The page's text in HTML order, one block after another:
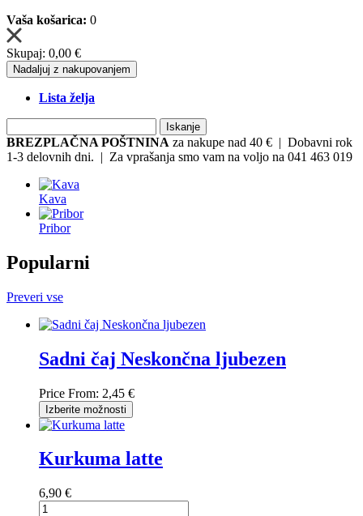
Vaša košarica: 0
Skupaj: 0,00 €
Nadaljuj z nakupovanjem
Lista želja
Iskanje
BREZPLAČNA POŠTNINA za nakupe nad 40 € | Dobavni rok
1-3 delovnih dni. | Za vprašanja smo vam na voljo na 041 463 019
Kava
Pribor
Popularni
Preveri vse
Sadni čaj Neskončna ljubezen
Price From: 2,45 €
Izberite možnosti
Kurkuma latte
6,90 €